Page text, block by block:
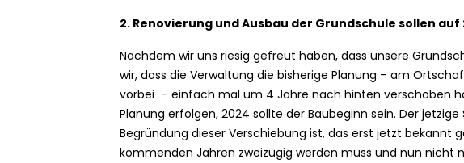
2. Renovierung und Ausbau der Grundschule sollen
Nachdem wir uns riesig gefreut haben, dass unsere
wir, dass die Verwaltung die bisherige Planung – am
vorbei – einfach mal um 4 Jahre nach hinten verschoben
Planung erfolgen, 2024 sollte der Baubeginn sein. Der jetzige
Begründung dieser Verschiebung ist, das erst jetzt bekannt
kommenden Jahren zweizügig werden muss und nun nicht